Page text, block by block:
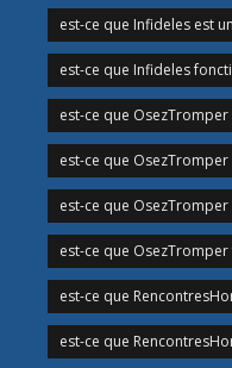
est-ce que Infideles est
est-ce que Infideles
est-ce que
est-ce que OsezTromper
est-ce que
est-ce que
est-ce que
est-ce que